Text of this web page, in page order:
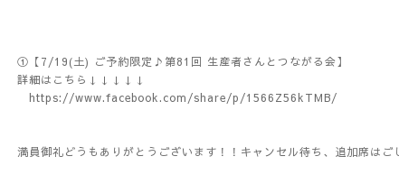
①【7/19(土) ご予約限定♪第81回 生産者さんとつながる会】
詳細はこちら↓↓↓↓↓
https://www.facebook.com/share/p/1566Z56kTMB/
満員御礼どうもありがとうございます！！キャンセル待ち、追加席は